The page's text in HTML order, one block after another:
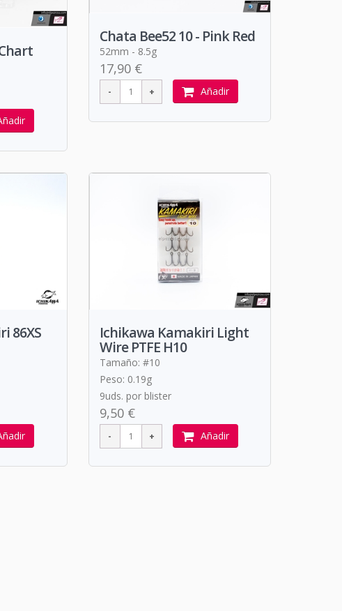
Chata Bee52 10 - Pink Red
52mm - 8.5g
17,90 €
Añadir
86XS Ichikawa Kamakiri Light
Wire PTFE H10
Tamaño: #10
Peso: 0.19g
9uds. por blister
9,50 €
Añadir